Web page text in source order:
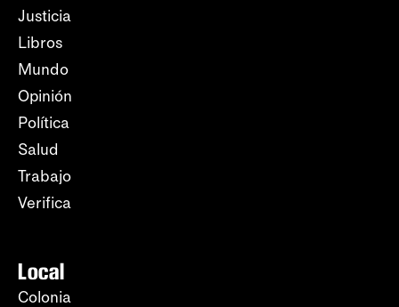
Justicia
Libros
Mundo
Opinión
Política
Salud
Trabajo
Verifica
Local
Colonia